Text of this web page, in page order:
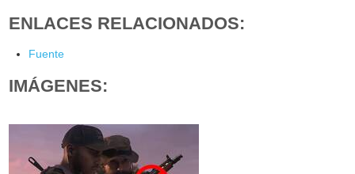
ENLACES RELACIONADOS:
Fuente
IMÁGENES: